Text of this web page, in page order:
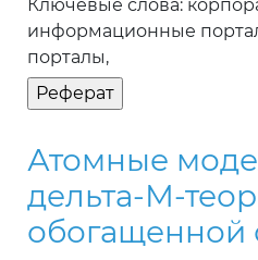
Ключевые слова:
информационные
порталы,
Атомные
дельта-М-
обогащенной